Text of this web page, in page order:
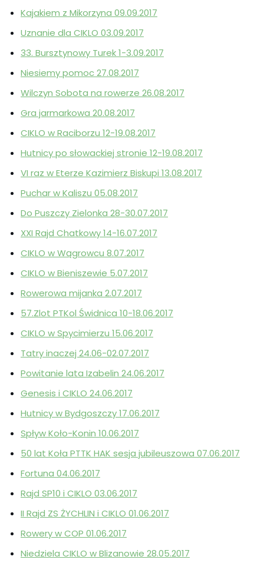
Kajakiem z Mikorzyna 09.09.2017
Uznanie dla CIKLO 03.09.2017
33. Bursztynowy Turek 1-3.09.2017
Niesiemy pomoc 27.08.2017
Wilczyn Sobota na rowerze 26.08.2017
Gra jarmarkowa 20.08.2017
CIKLO w Raciborzu 12-19.08.2017
Hutnicy po słowackiej stronie 12-19.08.2017
VI raz w Eterze Kazimierz Biskupi 13.08.2017
Puchar w Kaliszu 05.08.2017
Do Puszczy Zielonka 28-30.07.2017
XXI Rajd Chatkowy 14-16.07.2017
CIKLO w Wągrowcu 8.07.2017
CIKLO w Bieniszewie 5.07.2017
Rowerowa mijanka 2.07.2017
57.Zlot PTKol Świdnica 10-18.06.2017
CIKLO w Spycimierzu 15.06.2017
Tatry inaczej 24.06-02.07.2017
Powitanie lata Izabelin 24.06.2017
Genesis i CIKLO 24.06.2017
Hutnicy w Bydgoszczy 17.06.2017
Spływ Koło-Konin 10.06.2017
50 lat Koła PTTK HAK sesja jubileuszowa 07.06.2017
Fortuna 04.06.2017
Rajd SP10 i CIKLO 03.06.2017
II Rajd ZS ŻYCHLIN i CIKLO 01.06.2017
Rowery w COP 01.06.2017
Niedziela CIKLO w Blizanowie 28.05.2017